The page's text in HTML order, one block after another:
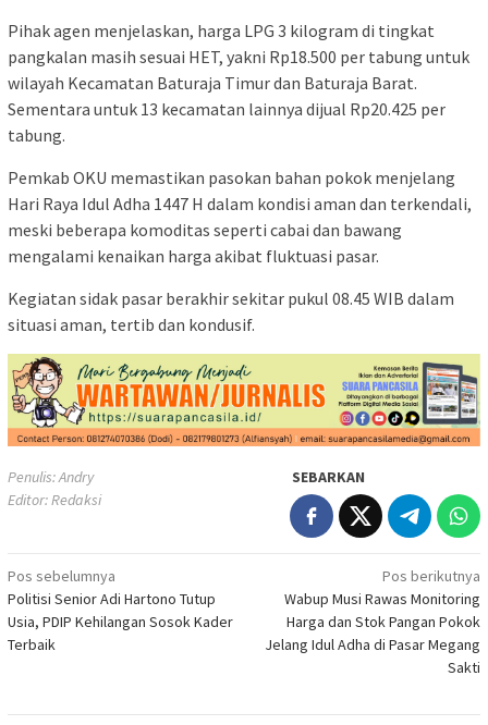
Pihak agen menjelaskan, harga LPG 3 kilogram di tingkat
pangkalan masih sesuai HET, yakni Rp18.500 per tabung untuk
wilayah Kecamatan Baturaja Timur dan Baturaja Barat.
Sementara untuk 13 kecamatan lainnya dijual Rp20.425 per
tabung.
Pemkab OKU memastikan pasokan bahan pokok menjelang
Hari Raya Idul Adha 1447 H dalam kondisi aman dan terkendali,
meski beberapa komoditas seperti cabai dan bawang
mengalami kenaikan harga akibat fluktuasi pasar.
Kegiatan sidak pasar berakhir sekitar pukul 08.45 WIB dalam
situasi aman, tertib dan kondusif.
Penulis: Andry
Editor: Redaksi
SEBARKAN
Navigasi
pos
Pos sebelumnya
Politisi Senior Adi Hartono Tutup
Usia, PDIP Kehilangan Sosok Kader
Terbaik
Pos berikutnya
Wabup Musi Rawas Monitoring
Harga dan Stok Pangan Pokok
Jelang Idul Adha di Pasar Megang
Sakti